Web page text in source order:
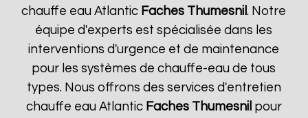
chauffe eau Atlantic Faches Thumesnil. Notre
équipe d'experts est spécialisée dans les
interventions d'urgence et de maintenance
pour les systèmes de chauffe-eau de tous
types. Nous offrons des services d'entretien
chauffe eau Atlantic Faches Thumesnil pour